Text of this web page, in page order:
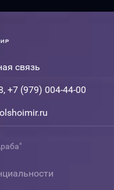
связь
+7 (979) 004-44-00